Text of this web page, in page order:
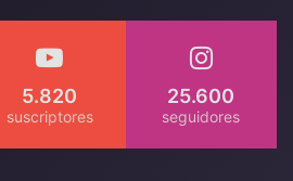
5.820 25.600